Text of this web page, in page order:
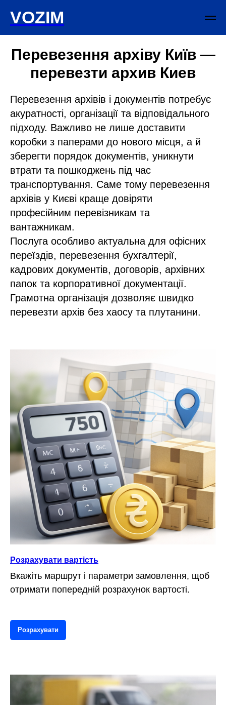
VOZIM
Перевезення архіву Київ —
перевезти архив Киев
Перевезення архівів і документів потребує
акуратності, організації та відповідального
підходу. Важливо не лише доставити
коробки з паперами до нового місця, а й
зберегти порядок документів, уникнути
втрати та пошкоджень під час
транспортування. Саме тому перевезення
архівів у Києві краще довіряти
професійним перевізникам та
вантажникам.
Послуга особливо актуальна для офісних
переїздів, перевезення бухгалтерії,
кадрових документів, договорів, архівних
папок та корпоративної документації.
Грамотна організація дозволяє швидко
перевезти архів без хаосу та плутанини.
Розрахувати вартість
Вкажіть маршрут і параметри замовлення, щоб
отримати попередній розрахунок вартості.
Розрахувати